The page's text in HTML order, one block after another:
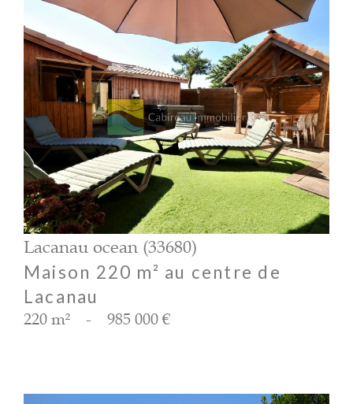
voir le bien
Lacanau ocean (33680)
Maison 220 m² au centre de
Lacanau
220 m² - 985 000 €